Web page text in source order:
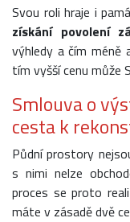
Svou roli hraje i
získání povolení
výhledy a čím méně
tím vyšší cenu může
Smlouva o
cesta k
Půdní prostory
s nimi nelze
proces se proto
máte v zásadě dvě